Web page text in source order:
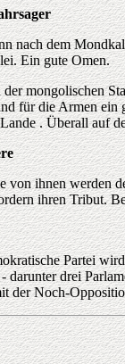
nach dem
Ein gute Omen.
mongolischen
für die Armen ein
. Überall auf
von ihnen werden
ihren Tribut.
Partei
drei
der Noch-